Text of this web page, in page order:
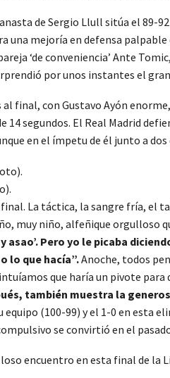
de Sergio Llull sitúa el 89-
una mejoría en defensa
‘de conveniencia’ Ante
por unos instantes el
al final, con Gustavo Ayón
14 segundos. El Real Madrid
en el ímpetu de él junto a
La táctica, la sangre fría, el
muy niño, alfeñique orgulloso
asao’. Pero yo le picaba
lo que hacía”.Anoche, todos
que haría un pivote
también muestra la
equipo (100-99) y el 1-0 en esta
se convirtió en el
encuentro en esta final de la